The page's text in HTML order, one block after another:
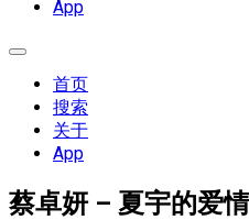
App
展
首页
搜索
关于
App
蔡卓妍 – 夏宇的爱